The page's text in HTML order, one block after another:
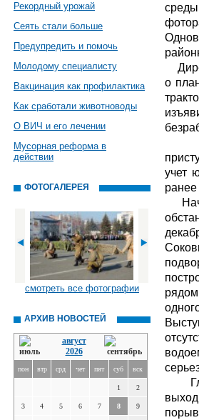
Рекордный урожай
Сеять стали больше
Предупредить и помочь
Молодому специалисту
Вакцинация как профилактика
Как сработали животноводы
О ВИЧ и его лечении
Мусорная реформа в
действии
ФОТОГАЛЕРЕЯ
смотреть все фотографии
АРХИВ НОВОСТЕЙ
август
2026
пон втр срд чет пят суб вск
1 2
3 4 5 6 7 8 9
о
учет